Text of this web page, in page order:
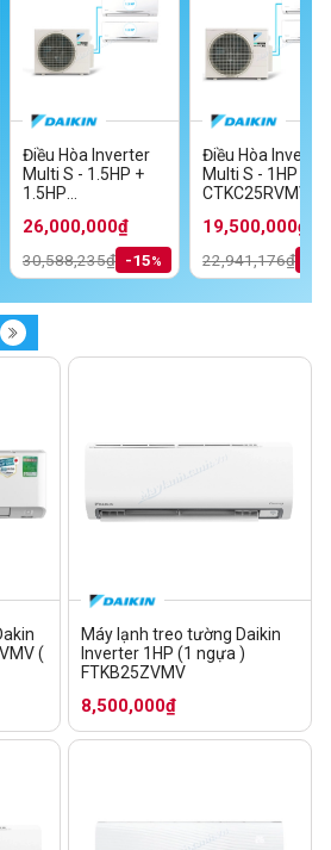
Điều Hòa Inverter
Multi S - 1.5HP +
1.5HP
26,000,000₫
30,588,235₫ -15
Điều Hòa Inverter
Multi S - 1HP +
19,500,000₫
22,941,176₫
(
Máy lạnh treo tường Daikin
Inverter 1HP (1 ngựa )
FTKB25ZVMV
8,500,000₫